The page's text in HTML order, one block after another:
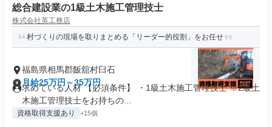
総合建設業の1級土木施工管理技士
株式会社英工務店
村づくりの現場を取りまとめる「リーダー的役割」をお任せ
福島県相馬郡飯舘村臼石
月給25万円～35万円
求めている人材 【必須条件】 ・1級土木施工管理技士 ※2級土
木施工管理技士をお持ちの...
資格取得支援あり +15個